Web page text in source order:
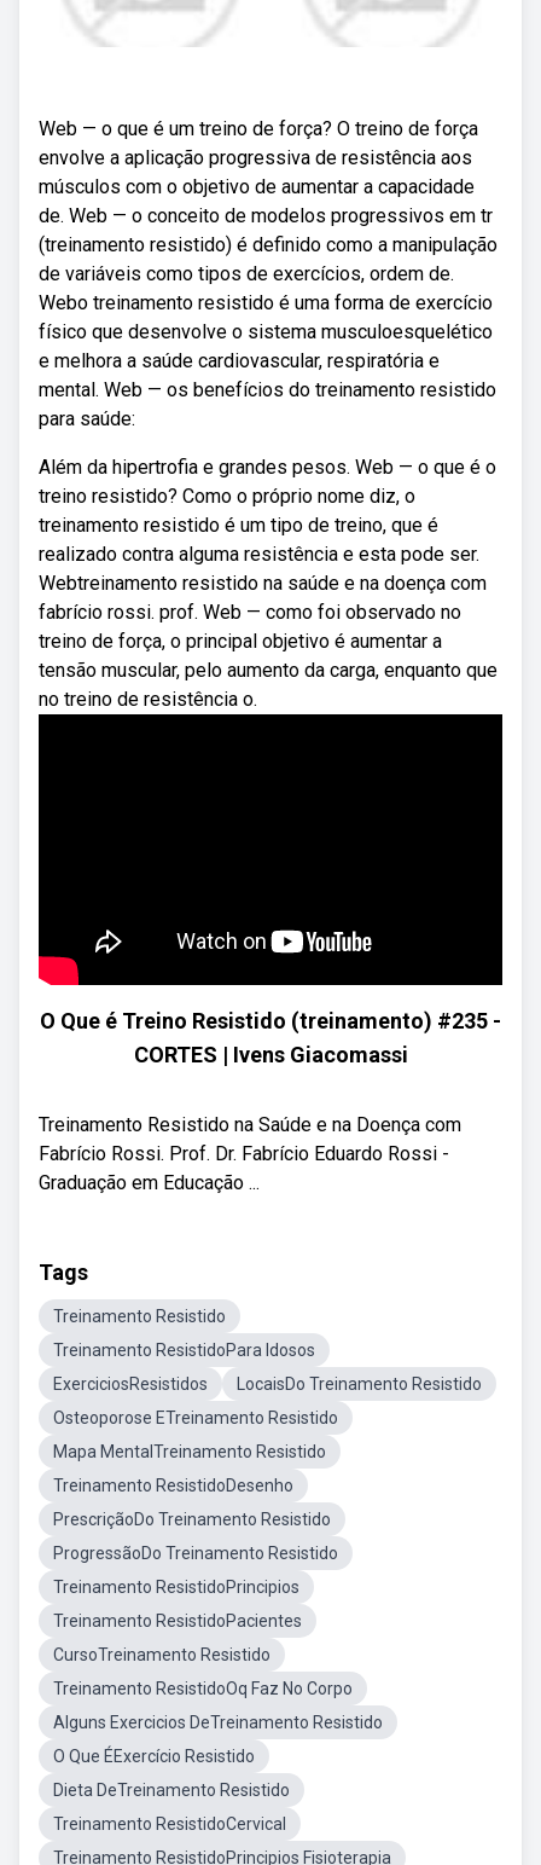
Web — o que é um treino de força? O treino de força
envolve a aplicação progressiva de resistência aos
músculos com o objetivo de aumentar a capacidade
de. Web — o conceito de modelos progressivos em tr
(treinamento resistido) é definido como a manipulação
de variáveis como tipos de exercícios, ordem de.
Webo treinamento resistido é uma forma de exercício
físico que desenvolve o sistema musculoesquelético
e melhora a saúde cardiovascular, respiratória e
mental. Web — os benefícios do treinamento resistido
para saúde:
Além da hipertrofia e grandes pesos. Web — o que é o
treino resistido? Como o próprio nome diz, o
treinamento resistido é um tipo de treino, que é
realizado contra alguma resistência e esta pode ser.
Webtreinamento resistido na saúde e na doença com
fabrício rossi. prof. Web — como foi observado no
treino de força, o principal objetivo é aumentar a
tensão muscular, pelo aumento da carga, enquanto que
no treino de resistência o.
O Que é Treino Resistido (treinamento) #235 -
CORTES | Ivens Giacomassi
Treinamento Resistido na Saúde e na Doença com
Fabrício Rossi. Prof. Dr. Fabrício Eduardo Rossi -
Graduação em Educação ...
Tags
Treinamento Resistido
Treinamento ResistidoPara Idosos
ExerciciosResistidos
LocaisDo Treinamento Resistido
Osteoporose ETreinamento Resistido
Mapa MentalTreinamento Resistido
Treinamento ResistidoDesenho
PrescriçãoDo Treinamento Resistido
ProgressãoDo Treinamento Resistido
Treinamento ResistidoPrincipios
Treinamento ResistidoPacientes
CursoTreinamento Resistido
Treinamento ResistidoOq Faz No Corpo
Alguns Exercicios DeTreinamento Resistido
O Que ÉExercício Resistido
Dieta DeTreinamento Resistido
Treinamento ResistidoCervical
Treinamento ResistidoPrincipios Fisioterapia